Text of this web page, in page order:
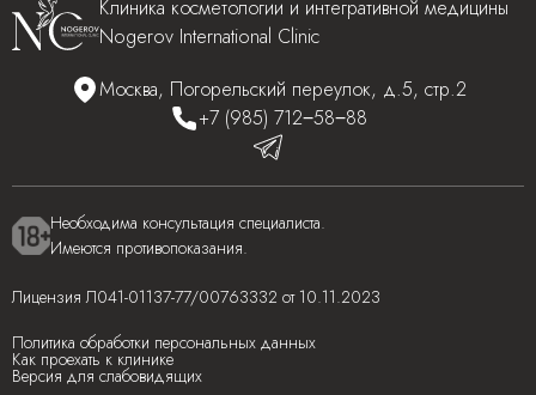
Клиника косметологии и интегративной медицины
Nogerov International Clinic
Москва, Погорельский переулок, д.5, стр.2
+7 (985) 712‒58‒88
Необходима консультация специалиста.
Имеются противопоказания.
ЛицензияЛ041-01137-77/00763332 от 10.11.2023
Политика обработки персональных данных
Как проехать к клинике
Версия для слабовидящих